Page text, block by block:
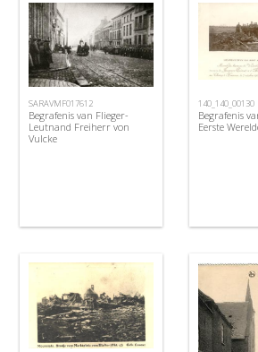
SARAVMF017612
Begrafenis van Flieger-
Leutnand Freiherr von
Vulcke
140_140_00130
Begrafenis
Eerste